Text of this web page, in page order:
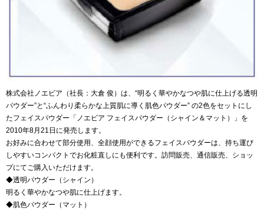
株式会社ノエビア（社長：大倉 俊）は、“明るく華やかなつや肌に仕上げる透明
パウダー”と“ふんわり柔らかな上質肌に導く肌色パウダー” の2色をセットにし
たフェイスパウダー「ノエビア フェイスパウダー（シャイン＆マット）」を
2010年8月21日に発売します。
お好みに合わせて部分使用、全顔使用ができるフェイスパウダーは、持ち運び
しやすいコンパクトでお化粧直しにも便利です。訪問販売、通信販売、ショッ
プにてご購入いただけます。
◆透明パウダー（シャイン）
明るく華やかなつや肌に仕上げます。
◆肌色パウダー（マット）